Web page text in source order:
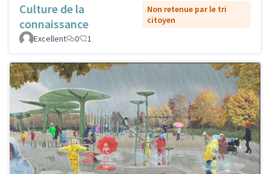
Culture de la
connaissance
Non retenue par le tri
citoyen
Excellent
0 1